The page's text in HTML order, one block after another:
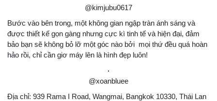
@kimjubu0617
Bước vào bên trong, một không gian ngập tràn ánh sáng và
được thiết kế gọn gàng nhưng cực kì tinh tế và hiện đại, đảm
bảo bạn sẽ không bỏ lỡ một góc nào bởi mọi thứ đều quá hoàn
hảo rồi, chỉ cần giơ máy lên là hình đẹp luôn!
@xoanbluee
Địa chỉ: 939 Rama I Road, Wangmai, Bangkok 10330, Thái Lan